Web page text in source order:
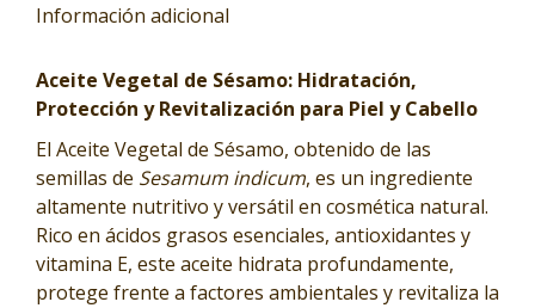
Información adicional
Aceite Vegetal de Sésamo: Hidratación,
Protección y Revitalización para Piel y Cabello
El Aceite Vegetal de Sésamo, obtenido de las
semillas de Sesamum indicum, es un ingrediente
altamente nutritivo y versátil en cosmética natural.
Rico en ácidos grasos esenciales, antioxidantes y
vitamina E, este aceite hidrata profundamente,
protege frente a factores ambientales y revitaliza la